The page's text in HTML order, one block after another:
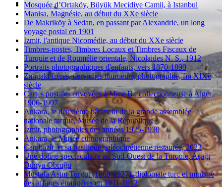
Mosquée d’Ortaköy, Büyük Mecidiye Camii, à Istanbul
Manisa, Magnésie, au début du XXe siècle
De Makriköy à Sedan, en passant par Alexandrie, un long
voyage postal en 1901
Izmit, l'antique Nicomédie, au début du XXe siècle
Timbres-postes, Timbres Locaux et Timbres Fiscaux de
Turquie et de Roumélie orientale, Nicolaides N. S., 1912
Portraits photographiques d'enfants, vers 1870-1890
Zangaki frères, derviches tourneurs, photographie, fin XIXe
siècle
Cartes postales envoyées à Mme B., collectionneuse à Alger,
1906-1907
Ankara, le deuxième bâtiment de la grande assemblée
nationale turque, Musée de la République
Izmir, photographies des années 1925-1930
Ankara, le Musée ethnographique
Cambazlı et sa basilique paléochrétienne restaurée, 2023
Une doline spectaculaire au Sud-Ouest de la Turquie, Aşağı
Dünya Obruğu
Mustafa Asım Turgut (1869-1937), diplomate turc et ministre
des affaires étrangères en 1911-1912